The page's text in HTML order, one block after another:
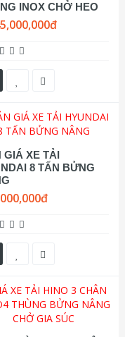
INOX CHỞ HEO
GIÁ XE TẢI
8 TẤN BỬNG